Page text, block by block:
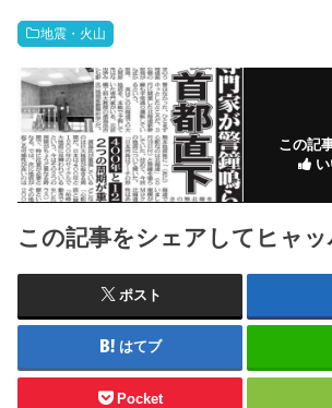
地震・火山
この記
この記事をシェアしてヒャッ
ポスト
はてブ
Pocket